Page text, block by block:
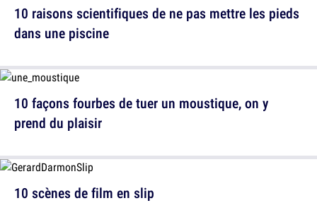
10 raisons scientifiques de ne pas mettre les pieds
dans une piscine
10 scènes de film en slip
10 façons fourbes de tuer un moustique, on y
prend du plaisir